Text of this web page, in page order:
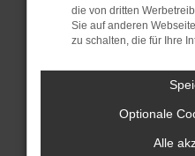
Sicherheitsrisiko,
führen, dass
unterstützt werden.
Wende dich an
Wenn du alle oben
hast, kontaktiere uns
versuchen, das
uns diesen Text
die von dritten
Sie auf anderen
zu schalten, die für Ihre
Optionale
Alle